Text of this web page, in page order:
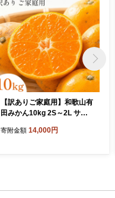
【訳ありご家庭用】和歌山有
田みかん10kg 2S～2L サイ
12月下旬頃出荷》 和歌山県
寄附金額 14,000円